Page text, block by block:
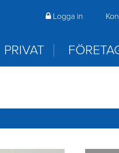
första sida samt
Logga in
PRIVAT